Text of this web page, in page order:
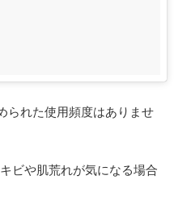
られた使用頻度はありませ
ビや肌荒れが気になる場合